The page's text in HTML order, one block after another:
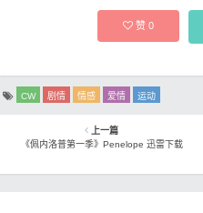
赞0
CW 剧情 情感 爱情 运动
上一篇
《佩内洛普第一季》Penelope 迅雷下载